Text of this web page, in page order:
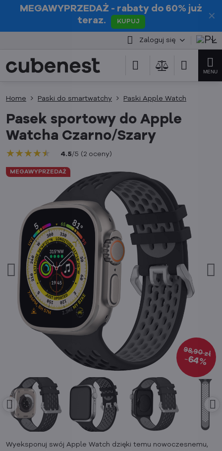
✕
MEGAWYPRZEDAŻ - rabaty do 60% już
teraz.
KUPUJ
Zaloguj się
MEGAWYPRZEDAŻ
98,90 zł
64%
Home Paski do smartwatchy Paski Apple Watch
Pasek sportowy do Apple
Watcha Czarno/Szary
★★★★★
★★★★★
★★★★★ 4.5/5 (2 oceny)
Wyeksponuj swój Apple Watch dzięki temu nowoczesnemu,